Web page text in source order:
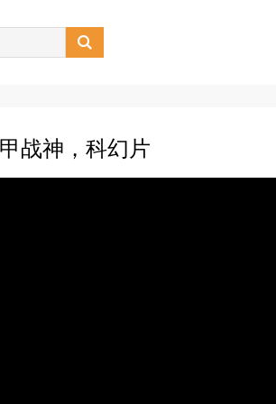

战神，科幻片